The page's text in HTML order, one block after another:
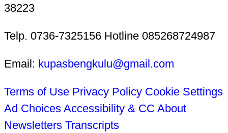
38223
Telp. 0736-7325156 Hotline 085268724987
Email: kupasbengkulu@gmail.com
Terms of Use Privacy Policy Cookie Settings
Ad Choices Accessibility & CC About
Newsletters Transcripts